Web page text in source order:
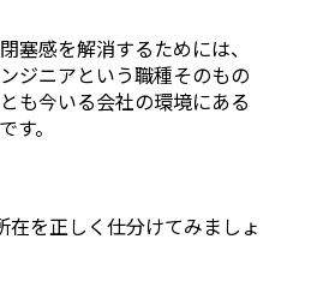
塞感を解消するためには、
ジニアという職種そのもの
も今いる会社の環境にある
す。
在を正しく仕分けてみましょ